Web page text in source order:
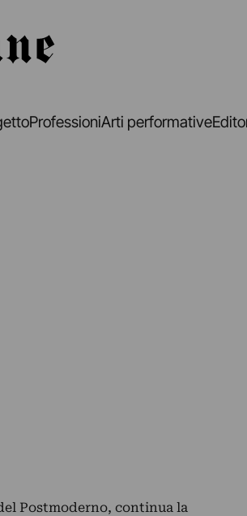
ProfessioniArti performative
Postmoderno, continua la